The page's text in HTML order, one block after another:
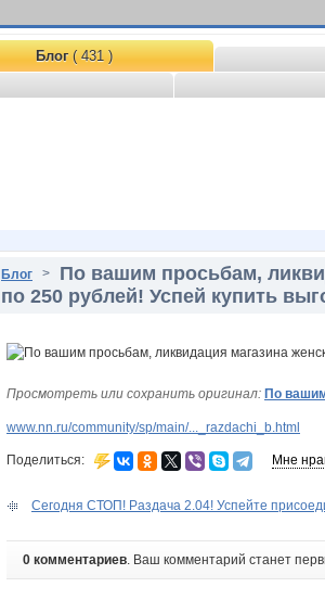
Блог( 431 )
Блог > По вашим просьбам,
по 250 рублей! Успей купить
Просмотреть или сохранить оригинал: По
www.nn.ru/community/sp/main/..._razdachi_b.html
Поделиться: Мне
Сегодня СТОП! Раздача 2.04! Успейте
0 комментариев. Ваш комментарий станет